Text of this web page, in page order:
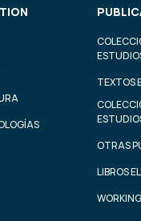
TEXTOS
OTRAS
LIBROS